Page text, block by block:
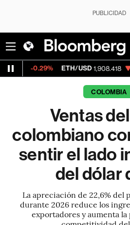
PUBLICIDAD
ETH/USD 1,908.418 -0.38% Visa
COLOMBIA
Ventas
colombiano
sentir el lado
del dólar
La apreciación de 22,6% del
durante 2026 reduce los
exportadores y aumenta la